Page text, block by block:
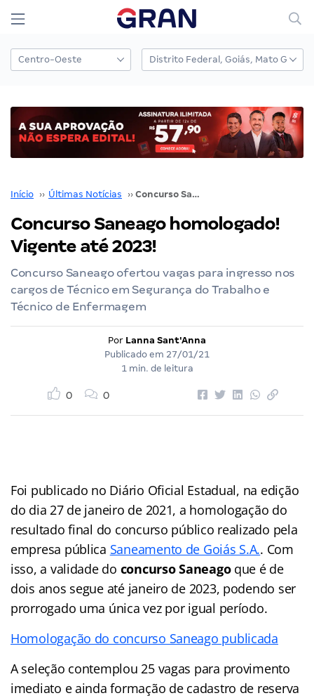
Início ›› Últimas Notícias ›› Concurso Saneago homologado! Vigente até 2023!
Concurso Saneago homologado!
Vigente até 2023!
Concurso Saneago ofertou vagas para ingresso nos
cargos de Técnico em Segurança do Trabalho e
Técnico de Enfermagem
Por Lanna Sant'Anna
Publicado em 27/01/21
1 min. de leitura
0 0
Foi publicado no Diário Oficial Estadual, na edição
do dia 27 de janeiro de 2021, a homologação do
resultado final do concurso público realizado pela
empresa pública Saneamento de Goiás S.A.. Com
isso, a validade do concurso Saneagoque é de
dois anos segue até janeiro de 2023, podendo ser
prorrogado uma única vez por igual período.
Homologação do concurso Saneago publicada
A seleção contemplou 25 vagas para provimento
imediato e ainda formação de cadastro de reserva